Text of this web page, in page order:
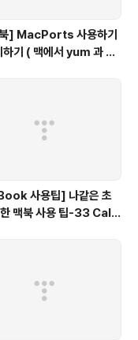
] MacPorts 사용하기
( 맥에서 yum 과 같
사용팁] 나같은 초
맥북 사용 팁-33 Cali